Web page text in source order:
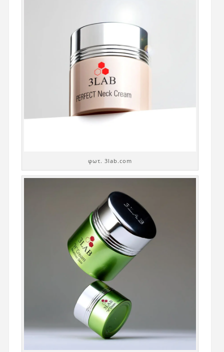
φωτ. 3lab.com